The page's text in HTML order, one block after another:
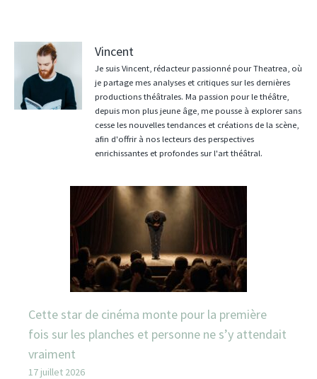
Vincent
Je suis Vincent, rédacteur passionné pour Theatrea, où
je partage mes analyses et critiques sur les dernières
productions théâtrales. Ma passion pour le théâtre,
depuis mon plus jeune âge, me pousse à explorer sans
cesse les nouvelles tendances et créations de la scène,
afin d'offrir à nos lecteurs des perspectives
enrichissantes et profondes sur l'art théâtral.
Cette star de cinéma monte pour la première
fois sur les planches et personne ne s’y attendait
vraiment
17 juillet 2026